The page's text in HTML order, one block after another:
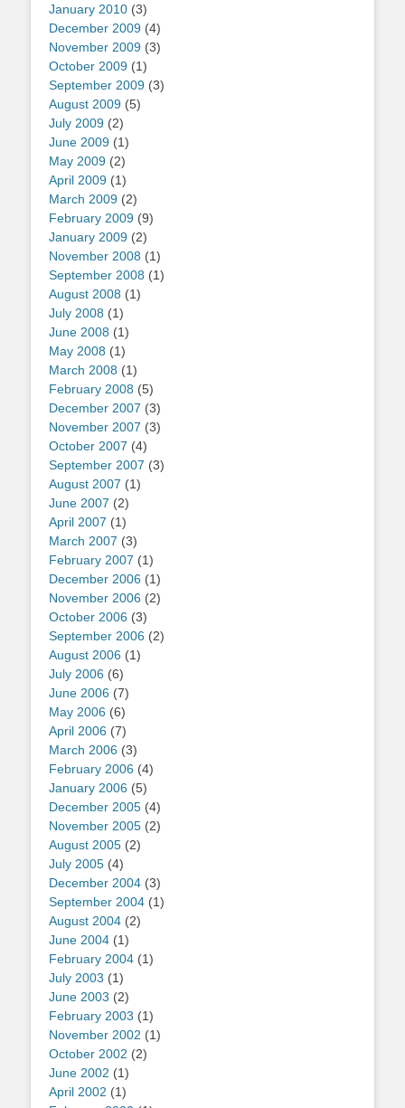
January 2010 (3)
December 2009 (4)
November 2009 (3)
October 2009 (1)
September 2009 (3)
August 2009 (5)
July 2009 (2)
June 2009 (1)
May 2009 (2)
April 2009 (1)
March 2009 (2)
February 2009 (9)
January 2009 (2)
November 2008 (1)
September 2008 (1)
August 2008 (1)
July 2008 (1)
June 2008 (1)
May 2008 (1)
March 2008 (1)
February 2008 (5)
December 2007 (3)
November 2007 (3)
October 2007 (4)
September 2007 (3)
August 2007 (1)
June 2007 (2)
April 2007 (1)
March 2007 (3)
February 2007 (1)
December 2006 (1)
November 2006 (2)
October 2006 (3)
September 2006 (2)
August 2006 (1)
July 2006 (6)
June 2006 (7)
May 2006 (6)
April 2006 (7)
March 2006 (3)
February 2006 (4)
January 2006 (5)
December 2005 (4)
November 2005 (2)
August 2005 (2)
July 2005 (4)
December 2004 (3)
September 2004 (1)
August 2004 (2)
June 2004 (1)
February 2004 (1)
July 2003 (1)
June 2003 (2)
February 2003 (1)
November 2002 (1)
October 2002 (2)
June 2002 (1)
April 2002 (1)